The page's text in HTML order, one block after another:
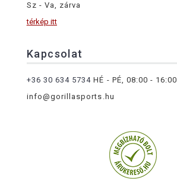
Sz - Va, zárva
térkép itt
Kapcsolat
+36 30 634 5734 HÉ - PÉ, 08:00 - 16:00
info@gorillasports.hu